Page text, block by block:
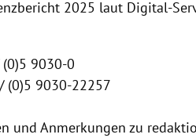
2025 laut Digital-
(0)5 9030-0
(0)5 9030-22257
und Anmerkungen zu